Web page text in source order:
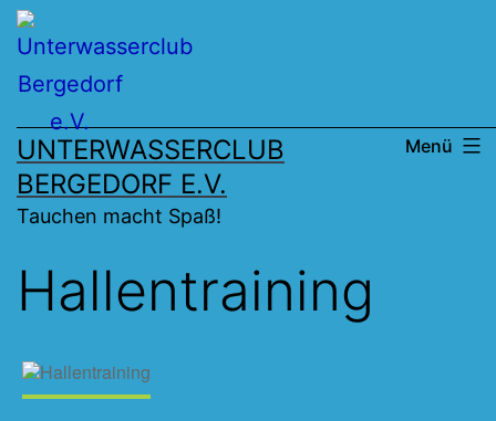
Zum
Inhalt
springen
UNTERWASSERCLUB
BERGEDORF E.V.
Tauchen macht Spaß!
Menü
Hallentraining